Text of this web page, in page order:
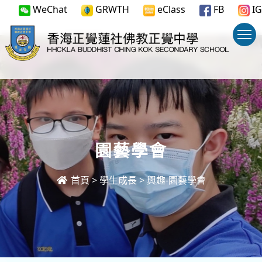
WeChat GRWTH eClass FB IG
園藝學會
首頁> 學生成長>興趣-園藝學會